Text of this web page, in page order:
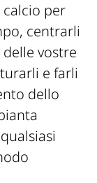
per
centrarli
vostre
e farli
dello